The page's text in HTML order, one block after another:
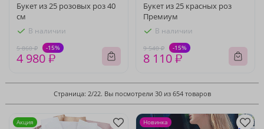
Букет из 25 розовых роз 40
см
В наличии
5 860 ₽ -15%
4 980 ₽
Букет из 25 красных роз
Премиум
В наличии
9 540 ₽ -15%
8 110 ₽
Страница: 2/22. Вы посмотрели 30 из 654 товаров
Акция Новинка